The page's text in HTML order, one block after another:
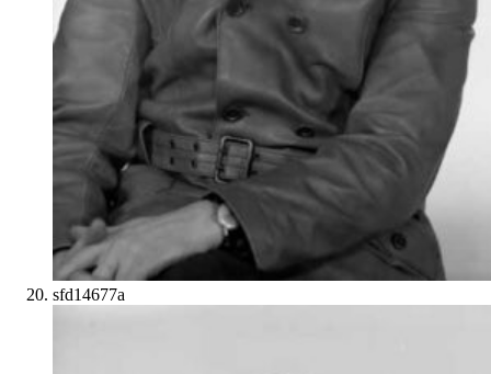
sfd14677a